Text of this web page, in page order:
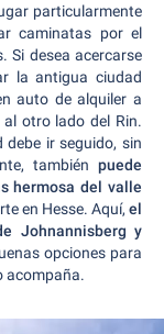
particularmente
caminatas por el
Si desea acercarse
la antigua ciudad
auto de alquiler a
otro lado del Rin.
ir seguido, sin
también puede
hermosa del valle
en Hesse. Aquí, el
Johnannisberg y
opciones para
acompaña.